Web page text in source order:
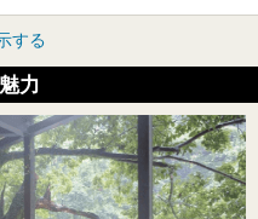
する
力